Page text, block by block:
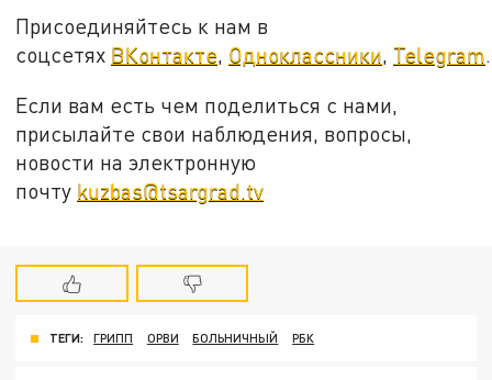
Присоединяйтесь к нам в
соцсетях ВКонтакте, Одноклассники, Telegram.
Если вам есть чем поделиться с нами,
присылайте свои наблюдения, вопросы,
новости на электронную
почту kuzbas@tsargrad.tv
ТЕГИ: ГРИПП ОРВИ БОЛЬНИЧНЫЙ РБК